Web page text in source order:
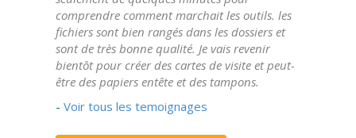
comprendre comment marchait les outils. les
fichiers sont bien rangés dans les dossiers et
sont de très bonne qualité. Je vais revenir
bientôt pour créer des cartes de visite et peut-
être des papiers entête et des tampons.
- Voir tous les temoignages